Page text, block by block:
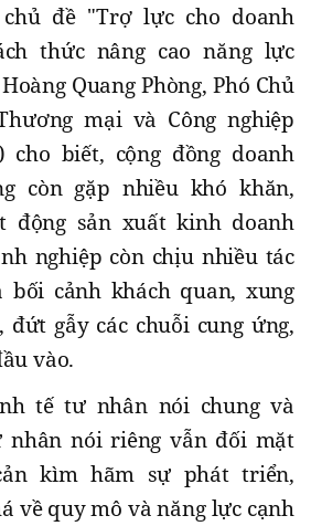
đề "Trợ lực cho doanh
thức nâng cao năng lực
Quang Phòng, Phó Chủ
mại và Công nghiệp
cho biết, cộng đồng doanh
còn gặp nhiều khó khăn,
động sản xuất kinh doanh
nghiệp còn chịu nhiều tác
bối cảnh khách quan, xung
gẫy các chuỗi cung ứng,
vào.
tế tư nhân nói chung và
nhân nói riêng vẫn đối mặt
kìm hãm sự phát triển,
về quy mô và năng lực cạnh